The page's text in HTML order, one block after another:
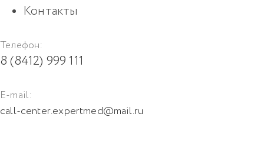
Контакты
Телефон:
8 (8412) 999 111
E-mail:
call-center.expertmed@mail.ru